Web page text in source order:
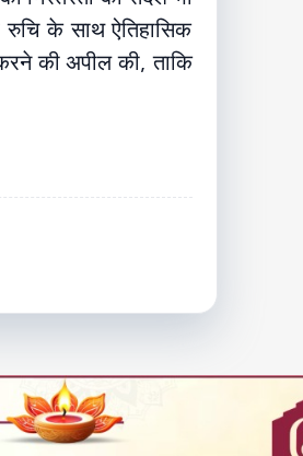
के साथ ऐतिहासिक
की अपील की, ताकि